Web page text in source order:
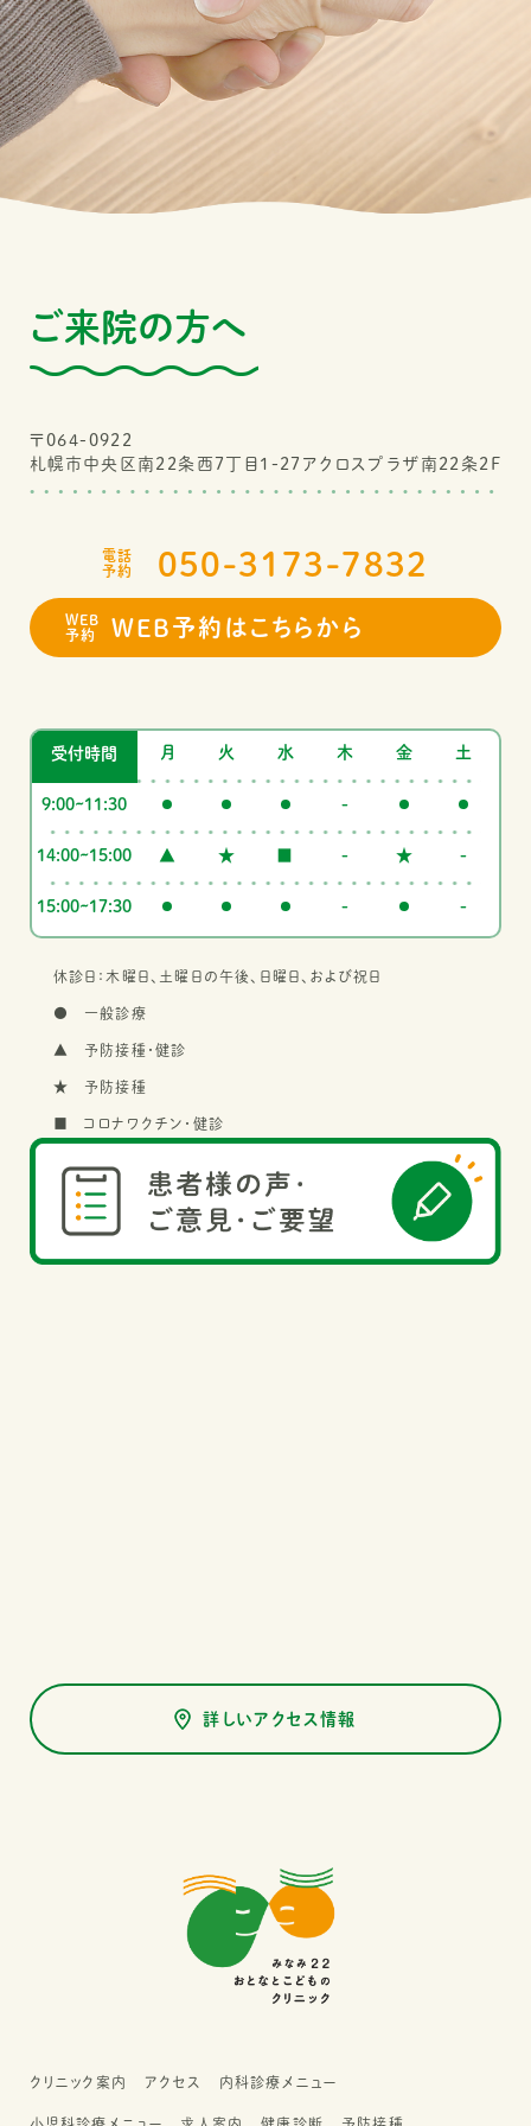
ご来院の方へ
〒064-0922
札幌市中央区南22条西7丁目1-27アクロスプラザ南22条2F
電話
予約
050-3173-7832
WEB
予約
WEB予約はこちらから
受付時間 月 火 水 木 金 土
9:00~11:30 -
14:00~15:00 ▲ ★ ■ - ★ -
15:00~17:30 - -
休診日：木曜日、土曜日の午後、日曜日、および祝日
● 一般診療
▲ 予防接種・健診
★ 予防接種
■ コロナワクチン・健診
詳しいアクセス情報
クリニック案内 アクセス 内科診療メニュー